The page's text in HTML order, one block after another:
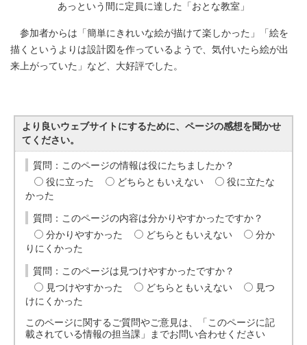
あっという間に定員に達した「おとな教室」
参加者からは「簡単にきれいな絵が描けて楽しかった」「絵を
描くというよりは設計図を作っているようで、気付いたら絵が出
来上がっていた」など、大好評でした。
より良いウェブサイトにするために、ページの感想を聞かせ
てください。
質問：このページの情報は役にたちましたか？
役に立った
どちらともいえない
役に立たな
かった
質問：このページの内容は分かりやすかったですか？
分かりやすかった
どちらともいえない
分か
りにくかった
質問：このページは見つけやすかったですか？
見つけやすかった
どちらともいえない
見つ
けにくかった
このページに関するご質問やご意見は、「このページに記
載されている情報の担当課」までお問い合わせください